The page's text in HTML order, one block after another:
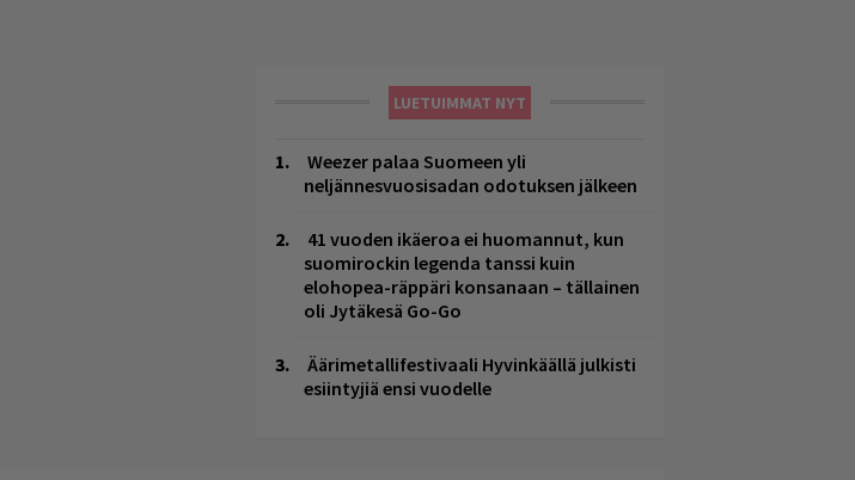
LUETUIMMAT NYT
Weezer palaa Suomeen yli
neljännesvuosisadan odotuksen jälkeen
41 vuoden ikäeroa ei huomannut, kun
suomirockin legenda tanssi kuin
elohopea-räppäri konsanaan – tällainen
oli Jytäkesä Go-Go
Äärimetallifestivaali Hyvinkäällä julkisti
esiintyjiä ensi vuodelle